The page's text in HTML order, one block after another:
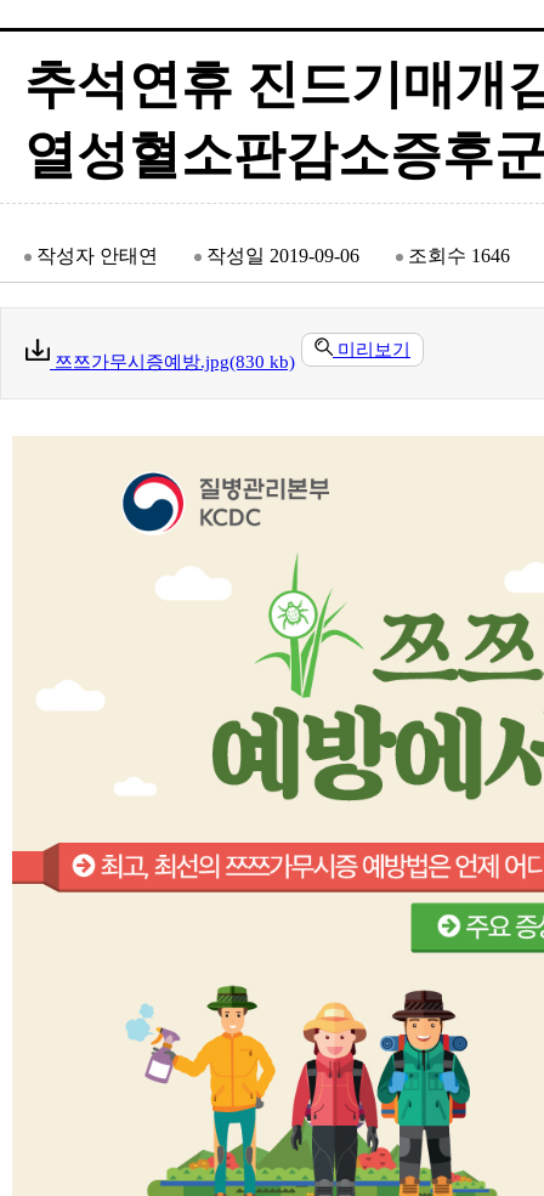
추석연휴 진드기매개
열성혈소판감소증후
작성자 안태연 작성일 2019-09-06 조회수 1646
쯔쯔가무시증예방.jpg(830 kb)
미리보기